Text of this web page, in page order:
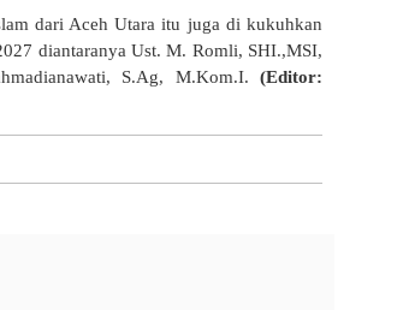
dari Aceh Utara itu juga di kukuhkan
diantaranya Ust. M. Romli, SHI.,MSI,
S.Ag, M.Kom.I. (Editor: